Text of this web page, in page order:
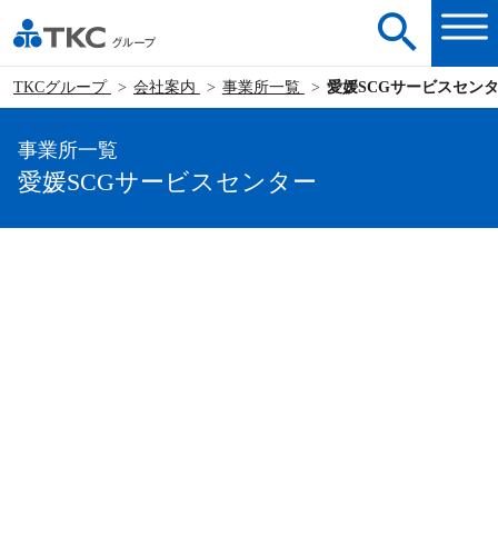
TKCグループ 会社案内 事業所一覧 愛媛SCGサービスセン
事業所一覧
愛媛SCGサービスセンター